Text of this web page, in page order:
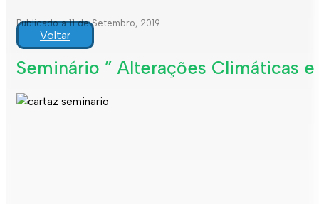
Publicado a 11 de Setembro, 2019
Voltar
Seminário ” Alterações Climáticas